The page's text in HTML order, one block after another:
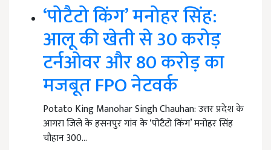
‘पोटैटो किंग’ मनोहर सिंह:
आलू की खेती से 30 करोड़
टर्नओवर और 80 करोड़ का
मजबूत FPO नेटवर्क
Potato King Manohar Singh Chauhan: उत्तर प्रदेश के
आगरा जिले के हसनपुर गांव के ‘पोटैटो किंग’ मनोहर सिंह
चौहान 300…